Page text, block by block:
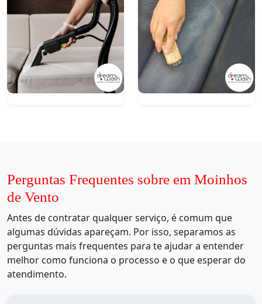
Perguntas Frequentes sobre em Moinhos
de Vento
Antes de contratar qualquer serviço, é comum que
algumas dúvidas apareçam. Por isso, separamos as
perguntas mais frequentes para te ajudar a entender
melhor como funciona o processo e o que esperar do
atendimento.